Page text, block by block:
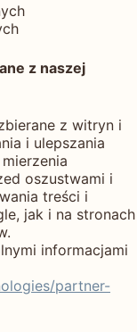
z naszej
z witryn i
i ulepszania
oszustwami i
treści i
jak i na stronach
informacjami
partner-